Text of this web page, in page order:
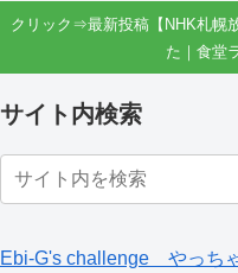
クリック⇒最新投稿【NHK札幌
た｜食堂
サイト内検索
Ebi-G's challenge やっち